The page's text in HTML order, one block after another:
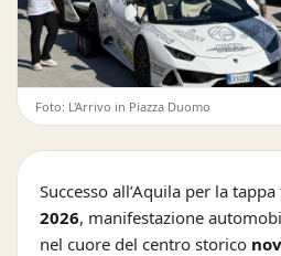
Foto: L'Arrivo in Piazza Duomo
Successo all’Aquila per la
2026, manifestazione
nel cuore del centro storico